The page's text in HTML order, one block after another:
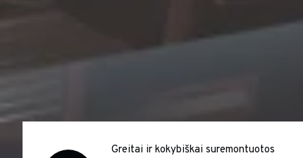
Greitai ir kokybiškai suremontuotos